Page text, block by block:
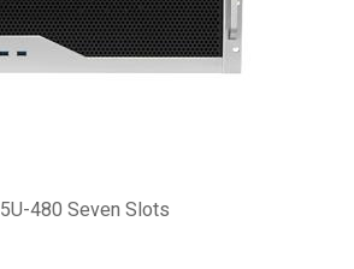
5U-480 Seven Slots